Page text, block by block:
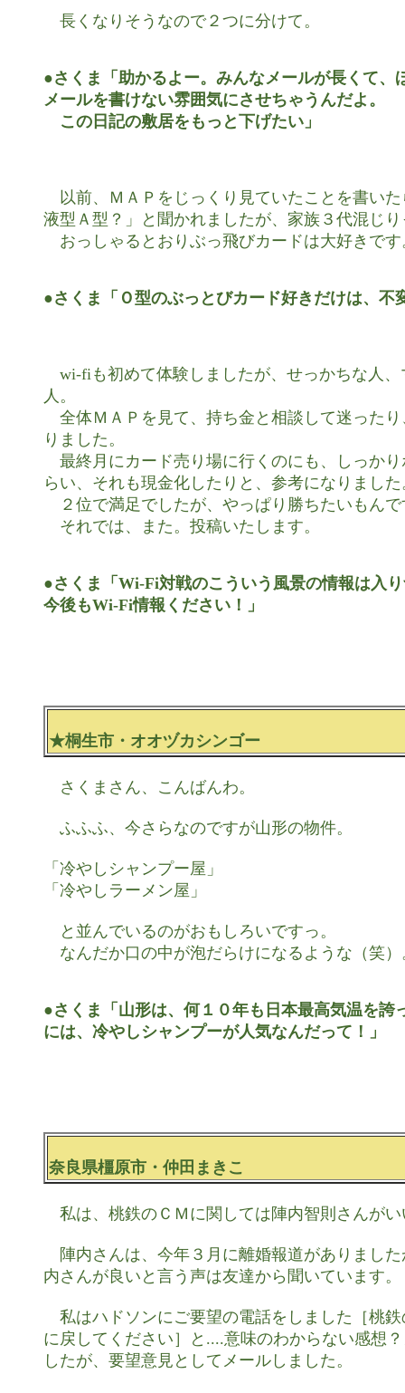
長くなりそうなので２つに分けて。
●さくま「助かるよー。みんなメールが長くて、
メールを書けない雰囲気にさせちゃうんだよ。
この日記の敷居をもっと下げたい」
以前、ＭＡＰをじっくり見ていたことを書い
液型Ａ型？」と聞かれましたが、家族３代混じ
おっしゃるとおりぶっ飛びカードは大好きです
●さくま「Ｏ型のぶっとびカード好きだけは、
wi-fiも初めて体験しましたが、せっかちな人、
人。
全体ＭＡＰを見て、持ち金と相談して迷った
りました。
最終月にカード売り場に行くのにも、しっか
らい、それも現金化したりと、参考になりました
２位で満足でしたが、やっぱり勝ちたいもんで
それでは、また。投稿いたします。
●さくま「Wi-Fi対戦のこういう風景の情報は入
今後もWi-Fi情報ください！」
★桐生市・オオヅカシンゴー
さくまさん、こんばんわ。
ふふふ、今さらなのですが山形の物件。
「冷やしシャンプー屋」
「冷やしラーメン屋」
と並んでいるのがおもしろいですっ。
なんだか口の中が泡だらけになるような（笑）
●さくま「山形は、何１０年も日本最高気温を誇
には、冷やしシャンプーが人気なんだって！」
奈良県橿原市・仲田まきこ
私は、桃鉄のＣＭに関しては陣内智則さんがい
陣内さんは、今年３月に離婚報道がありまし
内さんが良いと言う声は友達から聞いています。
私はハドソンにご要望の電話をしました［桃
に戻してください］と....意味のわからない感想
したが、要望意見としてメールしました。